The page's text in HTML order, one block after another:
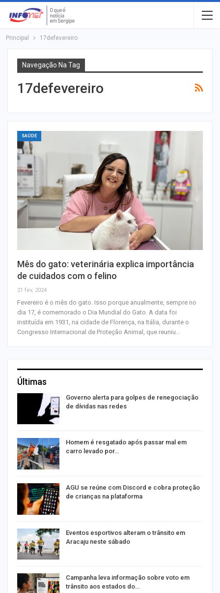
Principal 17defevereiro
Navegação Na Tag
17defevereiro
SAÚDE
Mês do gato: veterinária explica importância
de cuidados com o felino
21 fev, 2024
Fevereiro é o mês do gato. Isso porque anualmente, sempre no
dia 17, é comemorado o Dia Mundial do Gato. A data foi
instituída em 1931, na cidade de Florença, na Itália, durante o
Congresso Internacional de Proteção Animal, que reuniu…
Últimas
Governo alerta para golpes de renegociação
de dívidas nas redes
Homem é resgatado após passar mal em
carro levado por…
AGU se reúne com Discord e cobra proteção
de crianças na plataforma
Eventos esportivos alteram o trânsito em
Aracaju neste sábado
Campanha leva informação sobre voto em
trânsito aos estados do…